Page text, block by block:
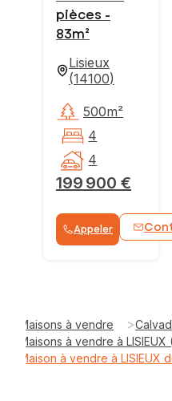
pièces -
83m²
Lisieux
(14100)
199 900 €
500m²
4
4
Appeler
Maisons à vendre >
Maisons à vendre à LISIEUX
Maison à vendre à LISIEUX